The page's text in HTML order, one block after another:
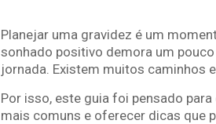
Planejar uma gravidez é um
sonhado positivo demora um
jornada. Existem muitos caminhos
Por isso, este guia foi pensado
mais comuns e oferecer dicas que